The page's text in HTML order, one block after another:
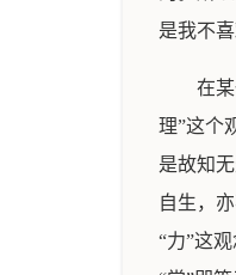
是我不
在
理”这个
是故知
自生，
“力”这